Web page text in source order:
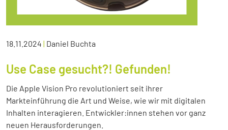
18.11.2024 | Daniel Buchta
Use Case gesucht?! Gefunden!
Die Apple Vision Pro revolutioniert seit ihrer
Markteinführung die Art und Weise, wie wir mit digitalen
Inhalten interagieren. Entwickler:innen stehen vor ganz
neuen Herausforderungen.